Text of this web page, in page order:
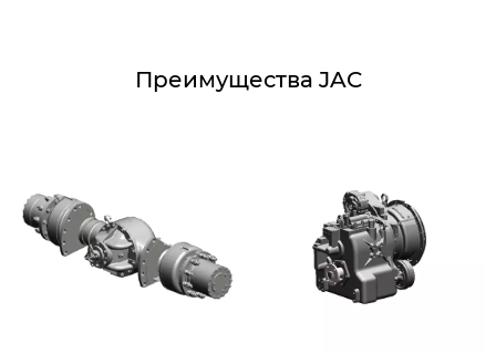
Преимущества JAC